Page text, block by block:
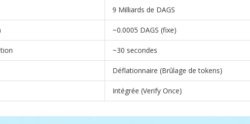
9 Milliards de DAGS
~0.0005 DAGS (fixe)
~30 secondes
Déflationnaire (Brûlage de tokens)
Intégrée (Verify Once)